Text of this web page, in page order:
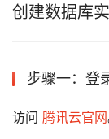
创建数据库
步骤一：登
访问 腾讯云官网